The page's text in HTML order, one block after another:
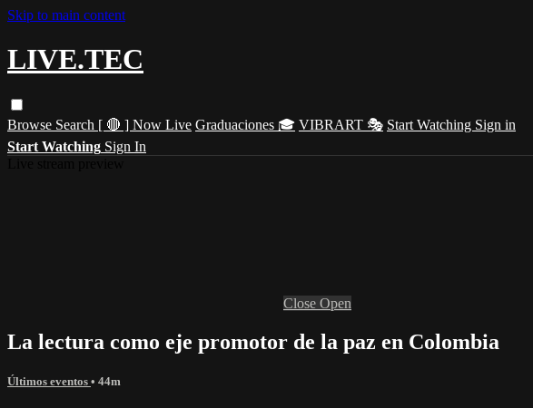
Skip to main content
LIVE.TEC
Browse Search [ 🔴 ] Now Live Graduaciones 🎓 VIBRART 🎭 Start Watching Sign in
Start Watching Sign In
Close Open
La lectura como eje promotor de la paz en Colombia
Últimos eventos • 44m